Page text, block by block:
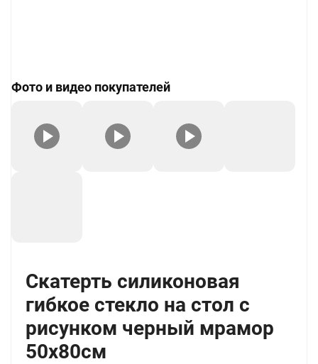
Фото и видео покупателей
Скатерть силиконовая
гибкое стекло на стол с
рисунком черный мрамор
50x80см